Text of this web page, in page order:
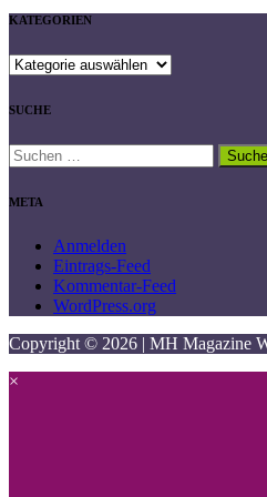
KATEGORIEN
KATEGORIEN
SUCHE
Suchen
nach:
META
Anmelden
Eintrags-Feed
Kommentar-Feed
WordPress.org
Copyright © 2026 | MH Magazine
×